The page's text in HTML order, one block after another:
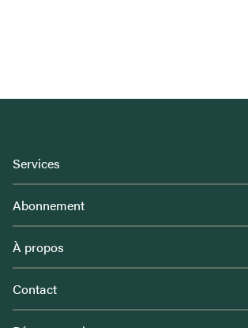
Services
Abonnement
À propos
Contact